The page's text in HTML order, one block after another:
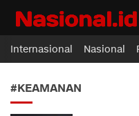
Nasional.id
Membawa Inspirasi Untuk
Internasional Nasional
#KEAMANAN